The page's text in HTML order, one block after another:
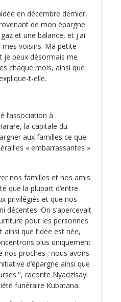
en décembre dernier,
de mon épargne.
et une balance, et j'ai
voisins. Ma petite
je peux désormais me
chaque mois, ainsi que
t-elle.
l’association à
la capitale du
aux familles ce que
« embarrassantes »
nos familles et nos amis
que la plupart d’entre
privilégiés et que nos
décentes. On s’apercevait
pour les personnes
ainsi que l’idée est née,
plus uniquement
nos proches ; nous avons
d’épargne ainsi que
raconte Nyadzisayi
funéraire Kubatana.